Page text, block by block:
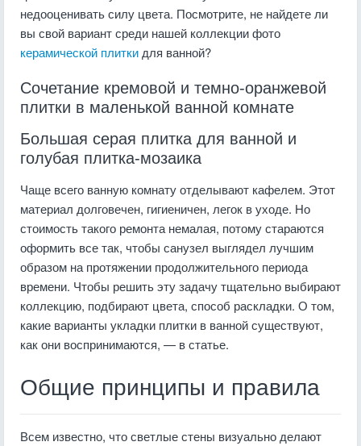
недооценивать силу цвета. Посмотрите, не найдете ли
вы свой вариант среди нашей коллекции фото
керамической плитки для ванной?
Сочетание кремовой и темно-оранжевой
плитки в маленькой ванной комнате
Большая серая плитка для ванной и
голубая плитка-мозаика
Чаще всего ванную комнату отделывают кафелем. Этот
материал долговечен, гигиеничен, легок в уходе. Но
стоимость такого ремонта немалая, потому стараются
оформить все так, чтобы санузел выглядел лучшим
образом на протяжении продолжительного периода
времени. Чтобы решить эту задачу тщательно выбирают
коллекцию, подбирают цвета, способ раскладки. О том,
какие варианты укладки плитки в ванной существуют,
как они воспринимаются, — в статье.
Общие принципы и правила
Всем известно, что светлые стены визуально делают